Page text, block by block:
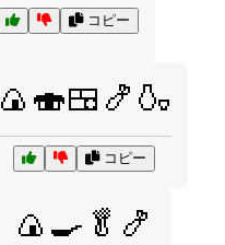
コピー
🍙🍣🍱🍤🍶
コピー
🍙🍳🥬🍤